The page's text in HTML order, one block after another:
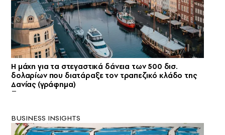
Η μάχη για τα στεγαστικά δάνεια των 500 δισ.
δολαρίων που διατάραξε τον τραπεζικό κλάδο της
Δανίας (γράφημα)
BUSINESS INSIGHTS